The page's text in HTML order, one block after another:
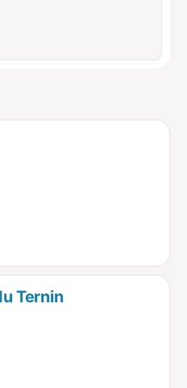
Ternin